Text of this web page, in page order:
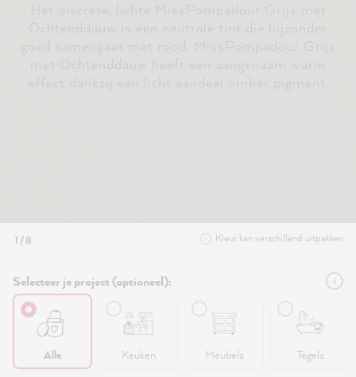
1 / 8 Kleur kan verschillend uitpakken
Selecteer je project (optioneel):
Alle Keuken Meubels Tegels